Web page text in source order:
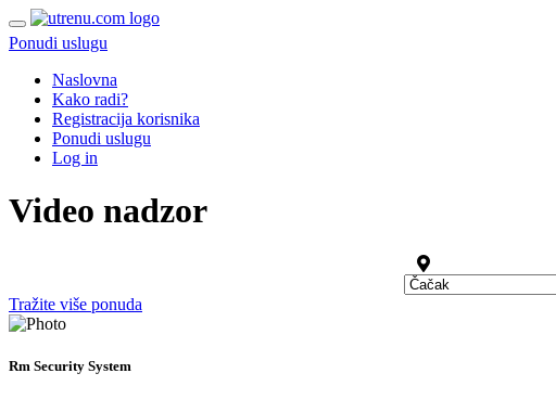
Ponudi uslugu
Naslovna
Kako radi?
Registracija korisnika
Ponudi uslugu
Log in
Video nadzor
Tražite više ponuda
Rm Security System